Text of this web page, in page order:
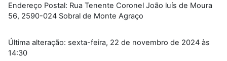
Endereço Postal: Rua Tenente Coronel João luís de Moura
56, 2590-024 Sobral de Monte Agraço
Última alteração: sexta-feira, 22 de novembro de 2024 às
14:30